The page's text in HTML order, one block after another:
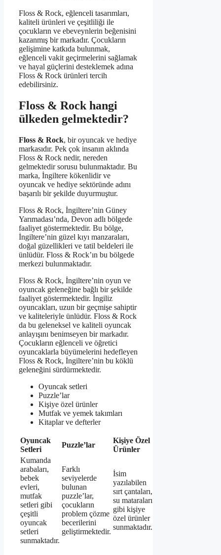
Floss & Rock, eğlenceli tasarımları,
kaliteli ürünleri ve çeşitliliği ile
çocukların ve ebeveynlerin beğenisini
kazanmış bir markadır. Çocukların
gelişimine katkıda bulunmak,
eğlenceli vakit geçirmelerini sağlamak
ve hayal güçlerini desteklemek adına
Floss & Rock ürünleri tercih
edebilirsiniz.
Floss & Rock hangi
ülkeden gelmektedir?
Floss & Rock, bir oyuncak ve hediye
markasıdır. Pek çok insanın aklında
Floss & Rock nedir, nereden
gelmektedir sorusu bulunmaktadır. Bu
marka, İngiltere kökenlidir ve
oyuncak ve hediye sektöründe adını
başarılı bir şekilde duyurmuştur.
Floss & Rock, İngiltere’nin Güney
Yarımadası’nda, Devon adlı bölgede
faaliyet göstermektedir. Bu bölge,
İngiltere’nin güzel kıyı manzaraları,
doğal güzellikleri ve tatil beldeleri ile
ünlüdür. Floss & Rock’ın bu bölgede
merkezi bulunmaktadır.
Floss & Rock, İngiltere’nin oyun ve
oyuncak geleneğine bağlı bir şekilde
faaliyet göstermektedir. İngiliz
oyuncakları, uzun bir geçmişe sahiptir
ve kaliteleriyle ünlüdür. Floss & Rock
da bu geleneksel ve kaliteli oyuncak
anlayışını benimseyen bir markadır.
Çocukların eğlenceli ve öğretici
oyuncaklarla büyümelerini hedefleyen
Floss & Rock, İngiltere’nin bu köklü
geleneğini sürdürmektedir.
Oyuncak setleri
Puzzle’lar
Kişiye özel ürünler
Mutfak ve yemek takımları
Kitaplar ve defterler
Oyuncak
Setleri
Puzzle’lar
Kişiye Özel
Ürünler
Kumanda
arabaları,
bebek
evleri,
mutfak
setleri gibi
çeşitli
oyuncak
setleri
sunmaktadır.
Farklı
seviyelerde
bulunan
puzzle’lar,
çocukların
problem çözme
becerilerini
geliştirmektedir.
İsim
yazılabilen
sırt çantaları,
su mataraları
gibi kişiye
özel ürünler
sunmaktadır.